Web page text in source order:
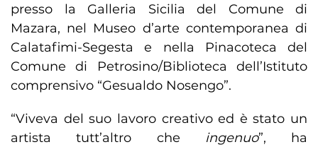
presso la Galleria Sicilia del Comune di
Mazara, nel Museo d’arte contemporanea di
Calatafimi-Segesta e nella Pinacoteca del
Comune di Petrosino/Biblioteca dell’Istituto
comprensivo “Gesualdo Nosengo”.
“Viveva del suo lavoro creativo ed è stato un
artista tutt’altro che ingenuo”, ha